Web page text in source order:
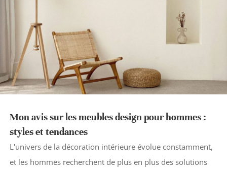
Mon avis sur les meubles design pour hommes :
styles et tendances
L'univers de la décoration intérieure évolue constamment,
et les hommes recherchent de plus en plus des solutions